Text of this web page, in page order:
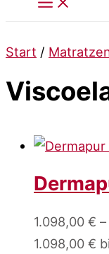
Start /
1.098,00 € –
1.098,00 €